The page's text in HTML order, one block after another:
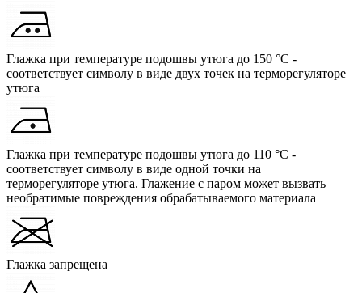
Глажка при температуре подошвы утюга до 150 °C -
соответствует символу в виде двух точек на терморегуляторе
утюга
Глажка при температуре подошвы утюга до 110 °C -
соответствует символу в виде одной точки на
терморегуляторе утюга. Глажение с паром может вызвать
необратимые повреждения обрабатываемого материала
Глажка запрещена